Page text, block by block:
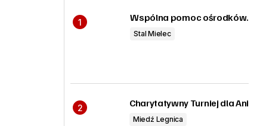
Wspólna pomoc ośrodków.
Stal Mielec
Charytatywny Turniej dla Ani
Miedź Legnica